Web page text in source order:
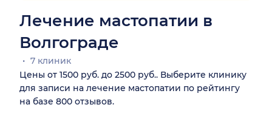
Лечение мастопатии в
Волгограде
7 клиник
Цены от 1500 руб. до 2500 руб.. Выберите клинику
для записи на лечение мастопатии по рейтингу
на базе 800 отзывов.